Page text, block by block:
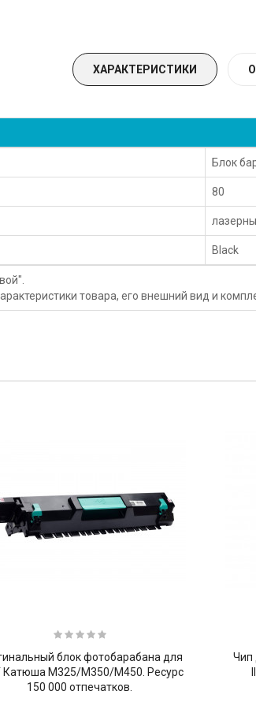
ХАРАКТЕРИСТИКИ
Блок
80
Black
товара, его внешний вид и
блок фотобарабана для
M325/M350/M450. Ресурс
150 000 отпечатков.
Чип